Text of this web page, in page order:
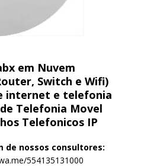
em Nuvem
Switch e Wifi)
internet e telefonia
Telefonia Movel
Telefonicos IP
de nossos consultores:
554135131000